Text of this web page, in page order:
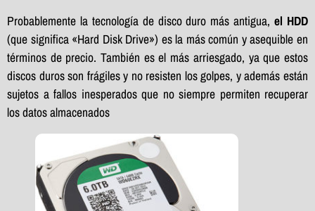
Probablemente la tecnología de disco duro más antigua,el HDD
(que significa «Hard Disk Drive») es la más común y asequible en
términos de precio. También es el más arriesgado, ya que estos
discos duros son frágiles y no resisten los golpes, y además están
sujetos a fallos inesperados que no siempre permiten recuperar
los datos almacenados